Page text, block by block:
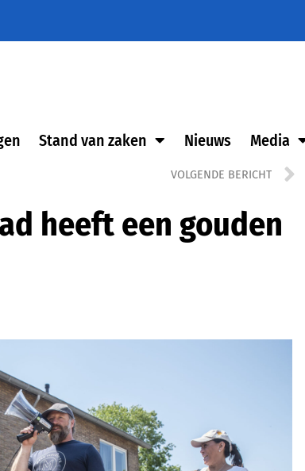
Stand van zaken Nieuws Media
VOLGENDE BERICHT
heeft een gouden